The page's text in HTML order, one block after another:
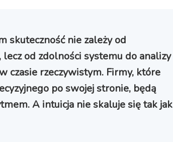
skuteczność nie zależy od
od zdolności systemu do analizy
czasie rzeczywistym. Firmy, które
po swojej stronie, będą
A intuicja nie skaluje się tak jak